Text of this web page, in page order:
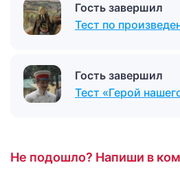
Гость завершил
Тест по
Гость завершил
Тест «Герой
Не подошло? Напиши в